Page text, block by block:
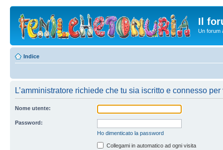
Il
Un forum
Indice
L’amministratore richiede che tu sia iscritto e connesso
Nome utente:
Password:
Ho dimenticato la password
Collegami in automatico ad ogni visita